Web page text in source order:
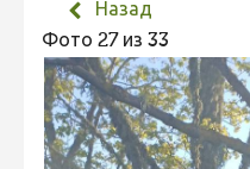
Фотоконкурс 2025
Не учитываются 2025
Видео 2025
Фотоконкурс 2024
Назад
Фото 27 из 33